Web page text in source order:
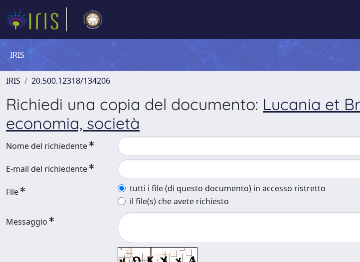
IRIS
IRIS 20.500.12318/134206
Richiedi una copia del documento: Lucania et
economia, società
Nome del richiedente
E-mail del richiedente
File
tutti i file (di questo documento) in accesso ristretto
il file(s) che avete richiesto
Messaggio